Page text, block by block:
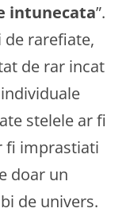
intunecata”.
de rarefiate,
de rar incat
stelele ar fi
fi imprastiati
doar un
de univers.